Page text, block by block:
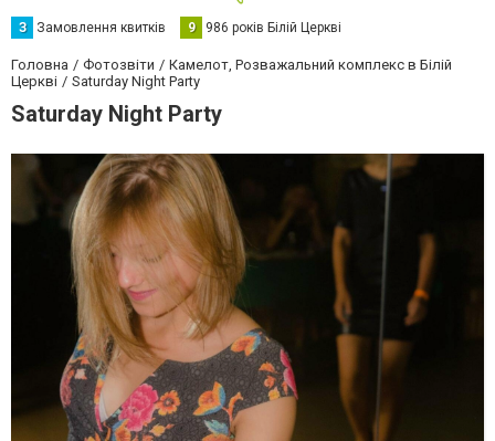
З Замовлення квитків 9 986 років Білій Церкві
Головна Фотозвіти
Камелот, Розважальний комплекс в Білій
Церкві
Saturday Night Party
Saturday Night Party